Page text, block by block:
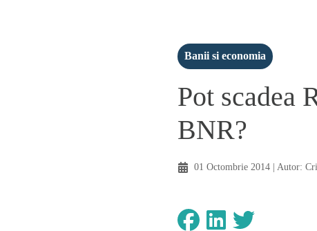
Banii si economia
Pot scadea
BNR?
01 Octombrie 2014| Autor: